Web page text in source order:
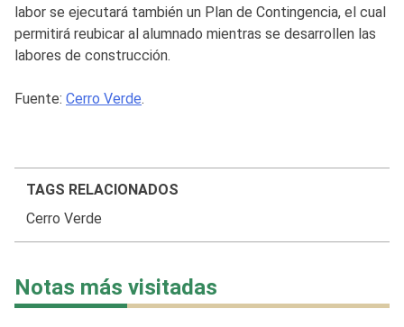
labor se ejecutará también un Plan de Contingencia, el cual
permitirá reubicar al alumnado mientras se desarrollen las
labores de construcción.
Fuente: Cerro Verde.
TAGS RELACIONADOS
Cerro Verde
Notas más visitadas